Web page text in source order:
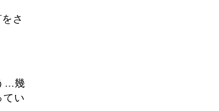
さ
…幾
てい